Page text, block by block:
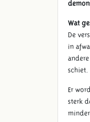
Wat
De
in
schiet.
Er
sterk